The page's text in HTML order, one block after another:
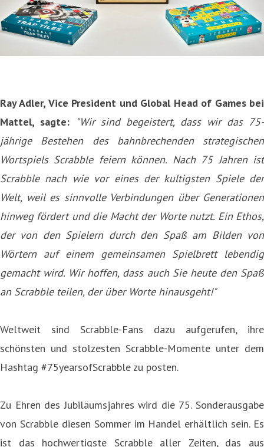
Ray Adler, Vice President und Global Head of Games bei
Mattel, sagte:
"Wir sind begeistert, dass wir das 75-
jährige Bestehen des bahnbrechenden strategischen
Wortspiels Scrabble feiern können. Nach 75 Jahren ist
Scrabble nach wie vor eines der kultigsten Spiele der
Welt, weil es sinnvolle Verbindungen über Generationen
hinweg fördert und die Macht der Worte nutzt. Ein Ethos,
der von den Spielern durch den Spaß am Bilden von
Wörtern auf einem gemeinsamen Spielbrett lebendig
gemacht wird. Wir hoffen, dass auch Sie heute den Spaß
an Scrabble teilen, der über Worte hinausgeht!"
Weltweit sind Scrabble-Fans dazu aufgerufen, ihre
schönsten und stolzesten Scrabble-Momente unter dem
Hashtag #75yearsofScrabble zu posten.
Zu Ehren des Jubiläumsjahres wird die 75. Sonderausgabe
von Scrabble diesen Sommer im Handel erhältlich sein. Es
ist das hochwertigste Scrabble aller Zeiten, das aus